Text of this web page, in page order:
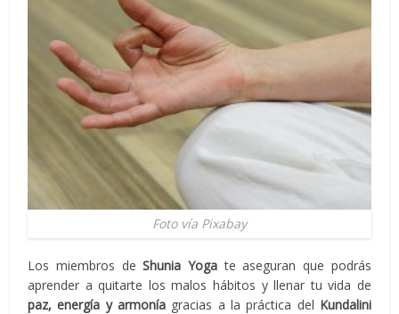
Foto vía Pixabay
Los miembros deShunia Yoga te aseguran que podrás
aprender a quitarte los malos hábitos y llenar tu vida de
paz, energía y armonía gracias a la práctica del Kundalini